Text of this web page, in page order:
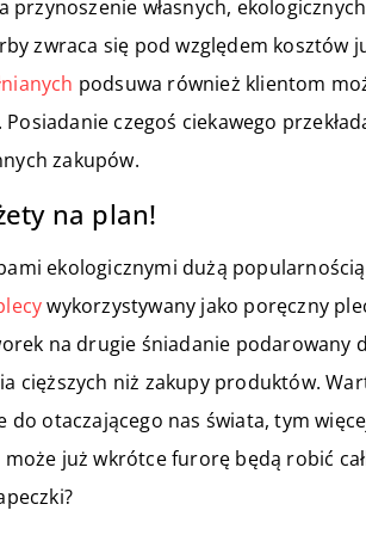
przynoszenie własnych,
zwraca się pod względem kosztów
podsuwa również klientom
czegoś ciekawego
zakupów.
na plan!
ekologicznymi dużą
wykorzystywany jako poręczny
na drugie śniadanie podarowany
cięższych niż zakupy produktów.
do otaczającego nas świata, tym
już wkrótce furorę będą robić